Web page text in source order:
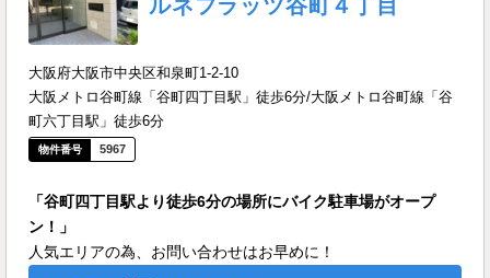
ルネフラッツ谷町４丁目
大阪府大阪市中央区和泉町1-2-10
大阪メトロ谷町線「谷町四丁目駅」徒歩6分/大阪メトロ谷町線「谷
町六丁目駅」徒歩6分
5967
「谷町四丁目駅より徒歩6分の場所にバイク駐車場がオープ
ン！」
人気エリアの為、お問い合わせはお早めに！